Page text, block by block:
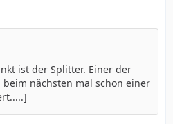
ist der Splitter. Einer der
nächsten mal schon einer